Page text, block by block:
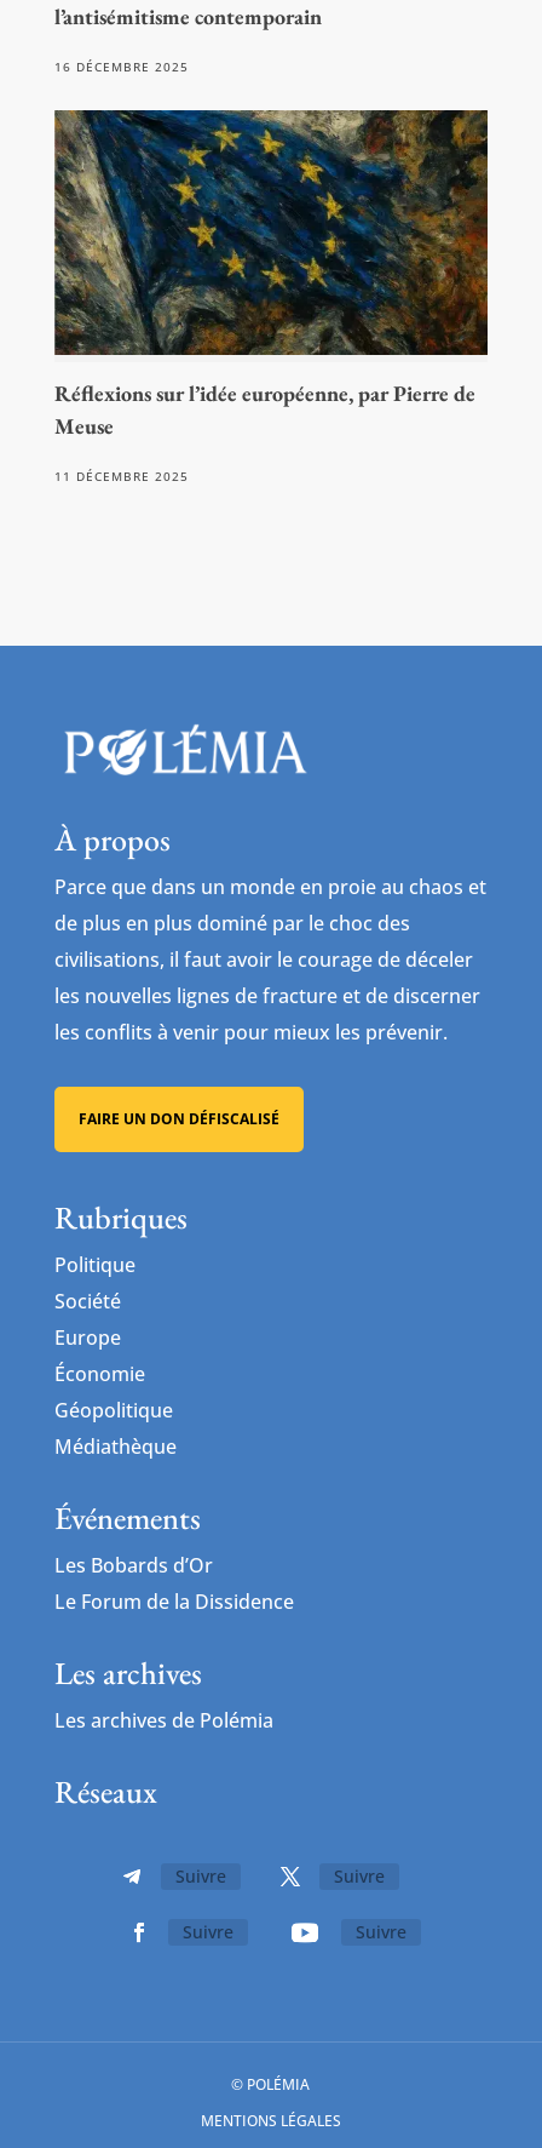
l’antisémitisme contemporain
16 DÉCEMBRE 2025
Réflexions sur l’idée européenne, par Pierre de
Meuse
11 DÉCEMBRE 2025
À propos
Parce que dans un monde en proie au chaos et
de plus en plus dominé par le choc des
civilisations, il faut avoir le courage de déceler
les nouvelles lignes de fracture et de discerner
les conflits à venir pour mieux les prévenir.
FAIRE UN DON DÉFISCALISÉ
Rubriques
Politique
Société
Europe
Économie
Géopolitique
Médiathèque
Événements
Les Bobards d’Or
Le Forum de la Dissidence
Les archives
Les archives de Polémia
Réseaux
Suivre Suivre
Suivre Suivre
© POLÉMIA
MENTIONS LÉGALES